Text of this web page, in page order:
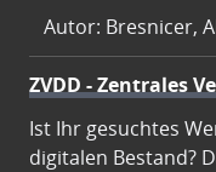
Autor: Bresnicer,
ZVDD - Zentrales
Ist Ihr gesuchtes
digitalen Bestand?